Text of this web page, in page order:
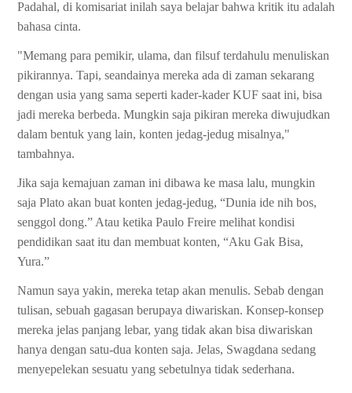
Padahal, di komisariat inilah saya belajar bahwa kritik itu adalah
bahasa cinta.
"Memang para pemikir, ulama, dan filsuf terdahulu menuliskan
pikirannya. Tapi, seandainya mereka ada di zaman sekarang
dengan usia yang sama seperti kader-kader KUF saat ini, bisa
jadi mereka berbeda. Mungkin saja pikiran mereka diwujudkan
dalam bentuk yang lain, konten jedag-jedug misalnya,"
tambahnya.
Jika saja kemajuan zaman ini dibawa ke masa lalu, mungkin
saja Plato akan buat konten jedag-jedug, “Dunia ide nih bos,
senggol dong.” Atau ketika Paulo Freire melihat kondisi
pendidikan saat itu dan membuat konten, “Aku Gak Bisa,
Yura.”
Namun saya yakin, mereka tetap akan menulis. Sebab dengan
tulisan, sebuah gagasan berupaya diwariskan. Konsep-konsep
mereka jelas panjang lebar, yang tidak akan bisa diwariskan
hanya dengan satu-dua konten saja. Jelas, Swagdana sedang
menyepelekan sesuatu yang sebetulnya tidak sederhana.